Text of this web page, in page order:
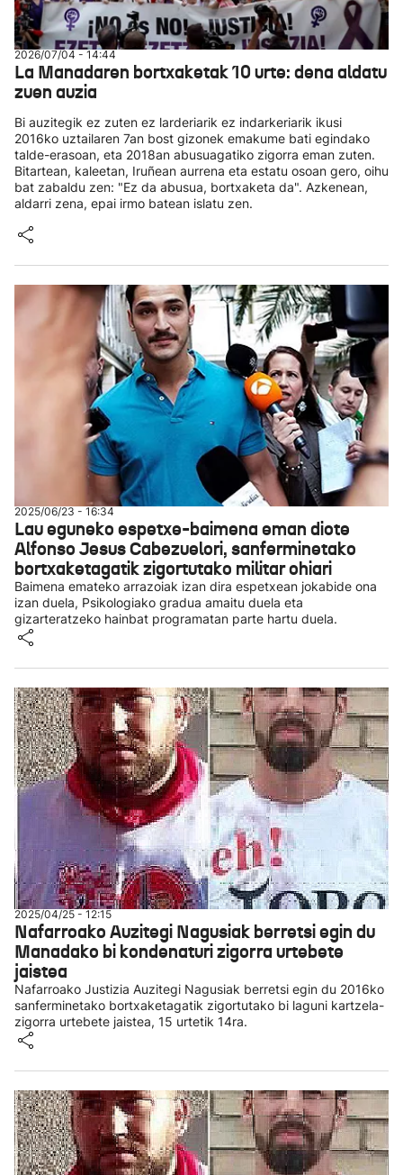
2026/07/04 - 14:44
La Manadaren bortxaketak 10 urte: dena aldatu
zuen auzia
Bi auzitegik ez zuten ez larderiarik ez indarkeriarik ikusi
2016ko uztailaren 7an bost gizonek emakume bati egindako
talde-erasoan, eta 2018an abusuagatiko zigorra eman zuten.
Bitartean, kaleetan, Iruñean aurrena eta estatu osoan gero, oihu
bat zabaldu zen: "Ez da abusua, bortxaketa da". Azkenean,
aldarri zena, epai irmo batean islatu zen.
2025/06/23 - 16:34
Lau eguneko espetxe-baimena eman diote
Alfonso Jesus Cabezuelori, sanferminetako
bortxaketagatik zigortutako militar ohiari
Baimena emateko arrazoiak izan dira espetxean jokabide ona
izan duela, Psikologiako gradua amaitu duela eta
gizarteratzeko hainbat programatan parte hartu duela.
2025/04/25 - 12:15
Nafarroako Auzitegi Nagusiak berretsi egin du
Manadako bi kondenaturi zigorra urtebete
jaistea
Nafarroako Justizia Auzitegi Nagusiak berretsi egin du 2016ko
sanferminetako bortxaketagatik zigortutako bi laguni kartzela-
zigorra urtebete jaistea, 15 urtetik 14ra.